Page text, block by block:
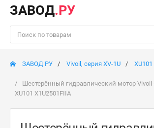
ЗАВОД.РУ
ЗАВОД РУ Vivoil, серия XV-1U XU101
Шестерённый гидравлический мотор Vivoil
XU101 X1U2501FIIA